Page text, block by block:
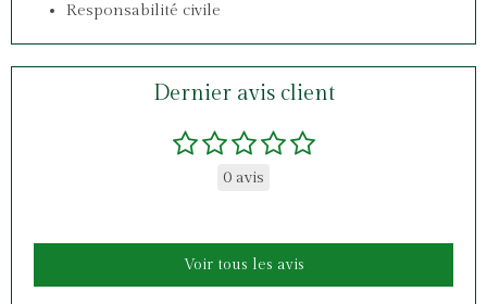
Responsabilité civile
Dernier avis client
0 avis
Voir tous les avis